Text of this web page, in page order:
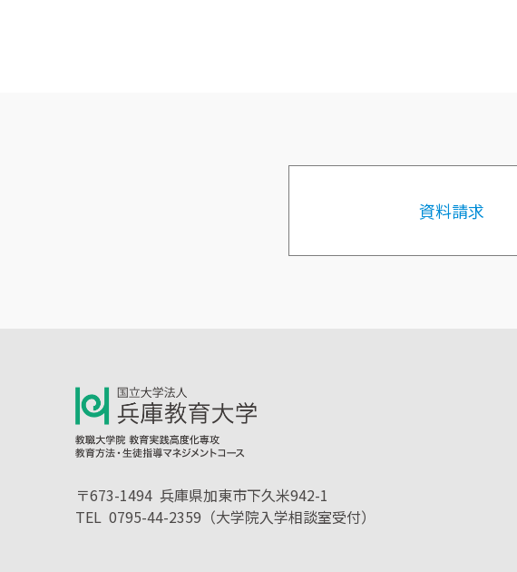
資料請求
〒673-1494 兵庫県加東市下久米942-1
TEL 0795-44-2359（大学院入学相談室受付）